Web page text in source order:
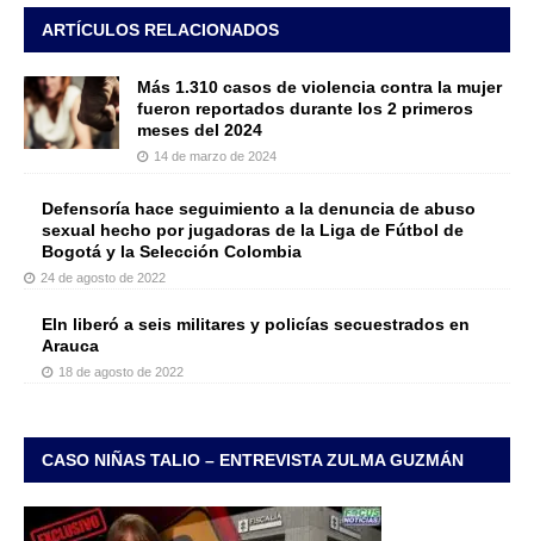
ARTÍCULOS RELACIONADOS
Más 1.310 casos de violencia contra la mujer
fueron reportados durante los 2 primeros
meses del 2024
14 de marzo de 2024
Defensoría hace seguimiento a la denuncia de abuso
sexual hecho por jugadoras de la Liga de Fútbol de
Bogotá y la Selección Colombia
24 de agosto de 2022
Eln liberó a seis militares y policías secuestrados en
Arauca
18 de agosto de 2022
CASO NIÑAS TALIO – ENTREVISTA ZULMA GUZMÁN